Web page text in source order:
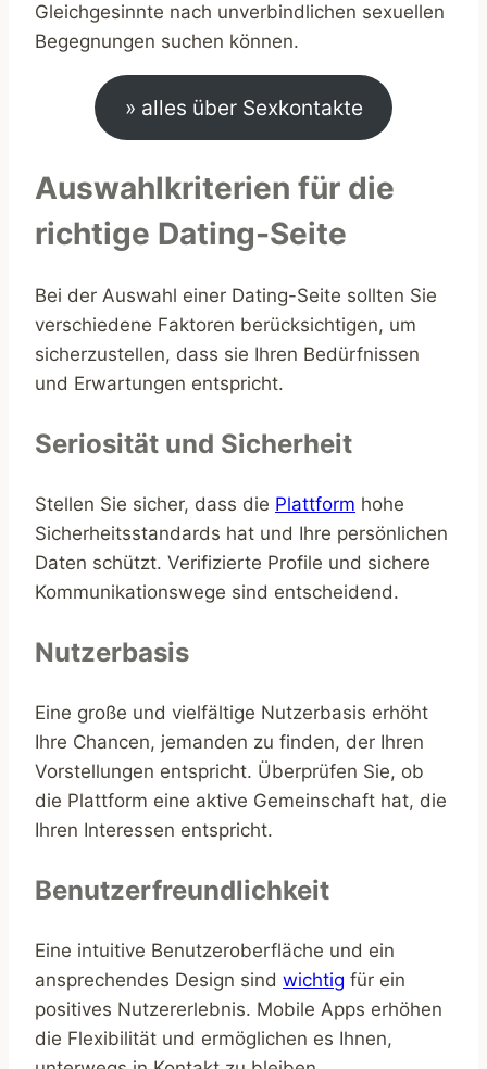
Gleichgesinnte nach unverbindlichen sexuellen
Begegnungen suchen können.
» alles über Sexkontakte
Auswahlkriterien für die
richtige Dating-Seite
Bei der Auswahl einer Dating-Seite sollten Sie
verschiedene Faktoren berücksichtigen, um
sicherzustellen, dass sie Ihren Bedürfnissen
und Erwartungen entspricht.
Seriosität und Sicherheit
Stellen Sie sicher, dass die Plattform hohe
Sicherheitsstandards hat und Ihre persönlichen
Daten schützt. Verifizierte Profile und sichere
Kommunikationswege sind entscheidend.
Nutzerbasis
Eine große und vielfältige Nutzerbasis erhöht
Ihre Chancen, jemanden zu finden, der Ihren
Vorstellungen entspricht. Überprüfen Sie, ob
die Plattform eine aktive Gemeinschaft hat, die
Ihren Interessen entspricht.
Benutzerfreundlichkeit
Eine intuitive Benutzeroberfläche und ein
ansprechendes Design sind wichtig für ein
positives Nutzererlebnis. Mobile Apps erhöhen
die Flexibilität und ermöglichen es Ihnen,